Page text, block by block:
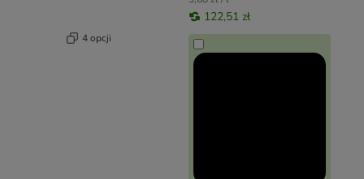
4 opcji
122,51 zł